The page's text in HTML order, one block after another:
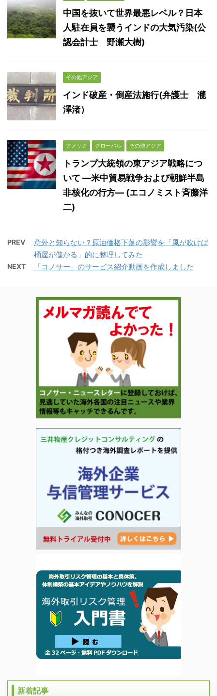
中国を抜いて世界最悪レベル？日本
人駐在員を襲うインドの大気汚染(公
認会計士 野瀬大樹)
その他アジア
インド破産・倒産法施行(弁護士 瀧
澤渚）
アメリカ グローバル その他アジア
トランプ大統領の東アジア戦略につ
いて ―米中貿易戦争および朝鮮半島
非核化の行方― (エコノミスト斉藤洋
二)
PREV
意外と知らない？原油価格下落の影響を「風が吹けば
桶屋が儲かる」的に整理してみた
NEXT 「コノサー」のサービス紹介動画を作成しました
新着記事